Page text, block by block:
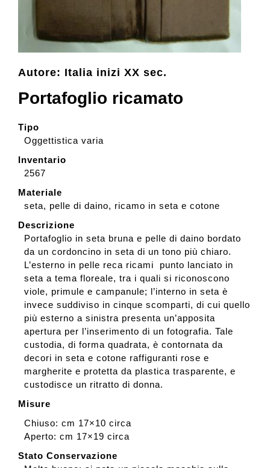
Collezione
Contatti e biglietti
Cerca
English
Autore: Italia inizi XX sec.
Portafoglio ricamato
Tipo
Oggettistica varia
Inventario
2567
Materiale
seta, pelle di daino, ricamo in seta e cotone
Descrizione
Portafoglio in seta bruna e pelle di daino bordato
da un cordoncino in seta di un tono più chiaro.
L’esterno in pelle reca ricami punto lanciato in
seta a tema floreale, tra i quali si riconoscono
viole, primule e campanule; l’interno in seta è
invece suddiviso in cinque scomparti, di cui quello
più esterno a sinistra presenta un’apposita
apertura per l’inserimento di un fotografia. Tale
custodia, di forma quadrata, è contornata da
decori in seta e cotone raffiguranti rose e
margherite e protetta da plastica trasparente, e
custodisce un ritratto di donna.
Misure
Chiuso: cm 17×10 circa
Aperto: cm 17×19 circa
Stato Conservazione